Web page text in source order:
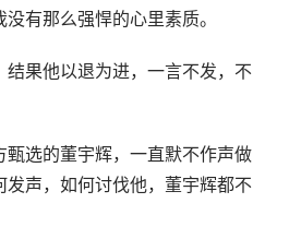
有那么强悍的心里素质。
结果他以退为进，一言不发，不
甄选的董宇辉，一直默不作声做
发声，如何讨伐他，董宇辉都不